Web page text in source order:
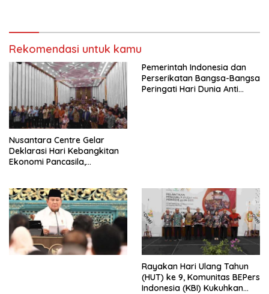
Kasih Allah.
RUU Ketenagakerjaan Baru.
Rekomendasi untuk kamu
Nusantara Centre Gelar
Deklarasi Hari Kebangkitan
Ekonomi Pancasila,
Penjajahan (Pergolakan
Ekonomi Politik Indonesia) &
Simposium Nasional “Urgensi
Undang-Undang
Perekonomian Nasional dan
Kesejahteraan Sosial dalam
Pemerintah Indonesia dan
Perserikatan Bangsa-Bangsa
Peringati Hari Dunia Anti
Rayakan Hari Ulang Tahun
(HUT) ke 9, Komunitas BEPers
Indonesia (KBI) Kukuhkan